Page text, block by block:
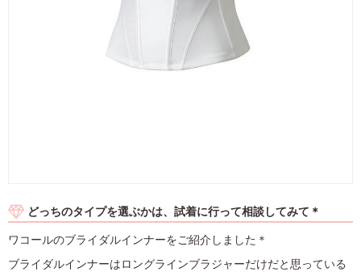
どっちのタイプを選ぶかは、試着に行って相談してみて＊
ワコールのブライダルインナーをご紹介しました＊
ブライダルインナーはロングラインブラジャーだけだと思っている